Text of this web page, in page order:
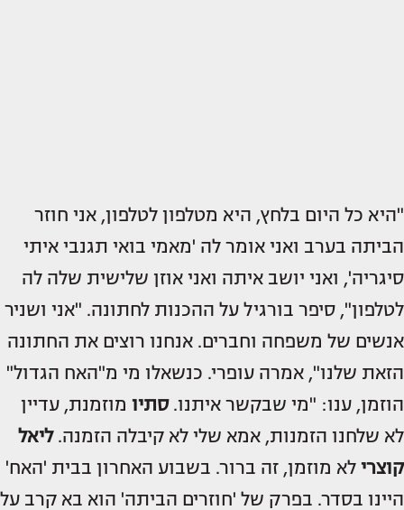
"היא כל היום בלחץ, היא מטלפון לטלפון, אני חוזר
הביתה בערב ואני אומר לה 'מאמי בואי תגנבי איתי
סיגריה', ואני יושב איתה ואני אוזן שלישית שלה לה
לטלפון", סיפר בורגיל על ההכנות לחתונה. "אני ושניר
אנשים של משפחה וחברים. אנחנו רוצים את החתונה
הזאת שלנו", אמרה עופרי. כנשאלו מי מ"האח הגדול"
הוזמן, ענו: "מי שבקשר איתנו. סתיו מוזמנת, עדיין
לא שלחנו הזמנות, אמא שלי לא קיבלה הזמנה. ליאל
קוצרי לא מוזמן, זה ברור. בשבוע האחרון בבית 'האח'
היינו בסדר. בפרק של 'חוזרים הביתה' הוא בא קרב על